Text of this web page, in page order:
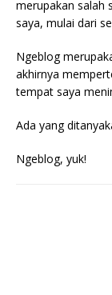
merupakan salah
saya, mulai dari
Ngeblog
akhirnya
tempat saya
Ada yang
Ngeblog, yuk!